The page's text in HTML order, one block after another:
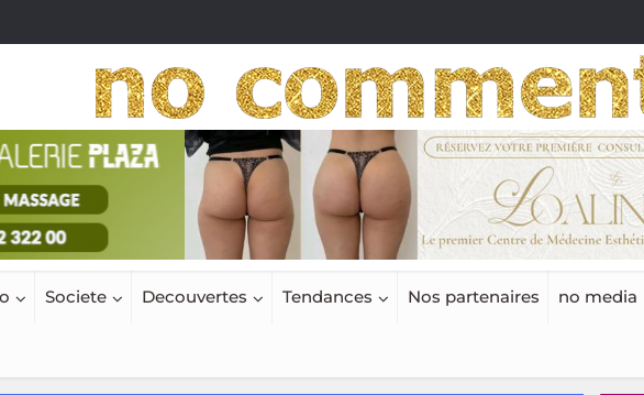
Societe Decouvertes Tendances Nos partenaires no media